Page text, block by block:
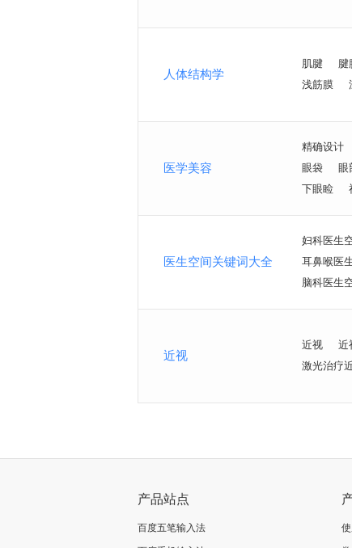
人体结构学
肌腱 腱
浅筋膜
医学美容
精确设计
眼袋
眼
下眼睑
医生空间关键词大全
妇科医生
耳鼻喉医
脑科医生
近视
近视 近
激光治疗
产品站点
百度五笔输入法